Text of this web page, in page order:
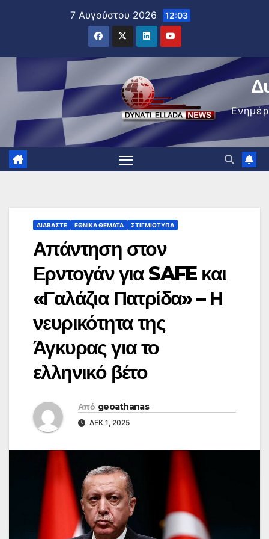
7 Αυγούστου 2026 12:03
ΔΙΑΒΆΣΤΕ ΕΘΝΙΚΆ ΘΈΜΑΤΑ ΣΤΙΓΜΙΌΤΥΠΑ
Απάντηση στον
Ερντογάν για SAFE και
«Γαλάζια Πατρίδα» – Η
νευρικότητα της
Άγκυρας για το
ελληνικό βέτο
Από geoathanas
ΔΕΚ 1, 2025